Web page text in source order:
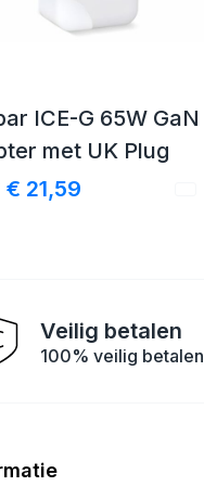
ICE-G 65W GaN
met UK Plug
€ 21,59
Veilig betalen
100% veilig betalen